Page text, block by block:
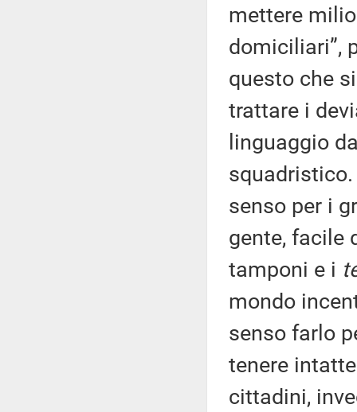
mettere
domiciliari”,
questo che
trattare i
linguaggio
senso per i
gente, facile
tamponi e i
mondo
senso farlo
tenere
cittadini,